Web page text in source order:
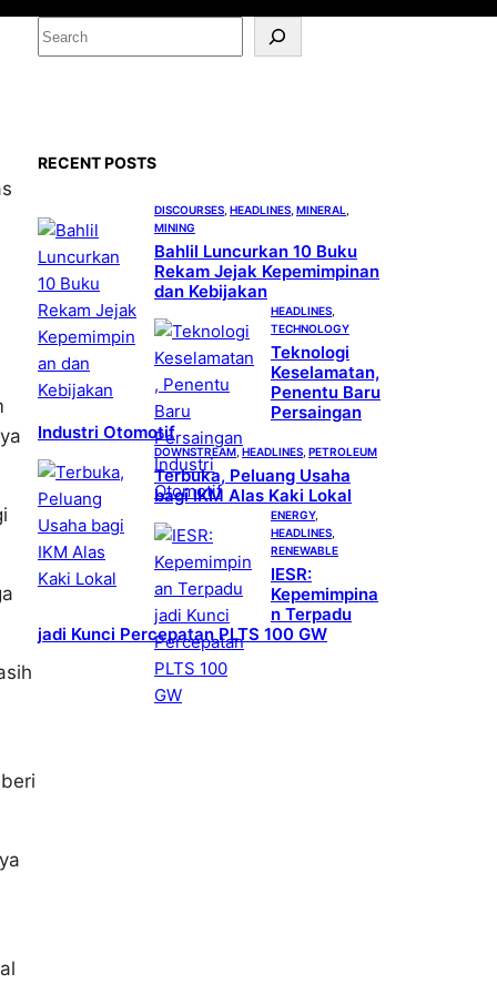
S
e
RECENT POSTS
DISCOURSES HEADLINES MINERAL
MINING
Bahlil Luncurkan 10 Buku
Rekam Jejak Kepemimpinan
dan Kebijakan
HEADLINES
TECHNOLOGY
Teknologi
Keselamatan,
Penentu Baru
Persaingan
Industri Otomotif
DOWNSTREAM HEADLINES PETROLEUM
Terbuka, Peluang Usaha
bagi IKM Alas Kaki Lokal
ENERGY
HEADLINES
RENEWABLE
IESR:
Kepemimpina
n Terpadu
jadi Kunci Percepatan PLTS 100 GW